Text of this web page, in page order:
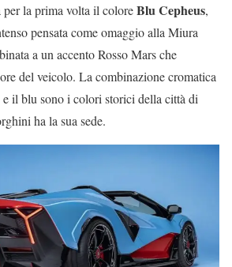
la prima volta il coloreBlu Cepheus,
pensata come omaggio alla Miura
a un accento Rosso Mars che
del veicolo. La combinazione cromatica
e il blu sono i colori storici della città di
ha la sua sede.